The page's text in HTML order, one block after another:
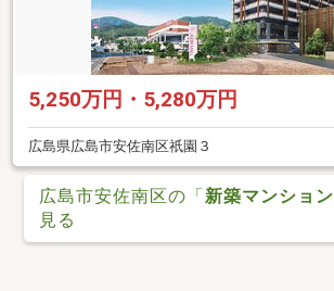
5,250万円・5,280万円
広島県広島市安佐南区祇園３
広島市安佐南区の「 新築マンション
見る